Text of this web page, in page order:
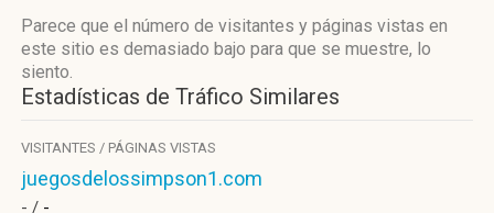
Parece que el número de visitantes y páginas vistas en
este sitio es demasiado bajo para que se muestre, lo
siento.
Estadísticas de Tráfico Similares
VISITANTES / PÁGINAS VISTAS
juegosdelossimpson1.com
- / -